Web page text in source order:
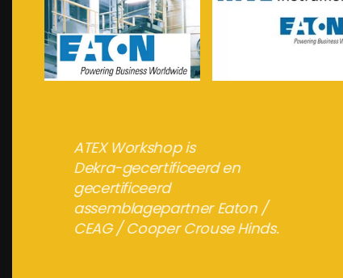
meer info...
ATEX Workshop is
Dekra-gecertificeerd en
gecertificeerd
assemblagepartner Eaton /
CEAG / Cooper Crouse Hinds.